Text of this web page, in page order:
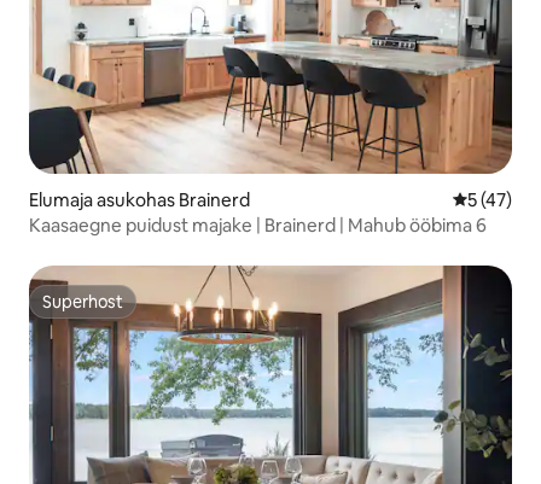
Elumaja asukohas Brainerd Keskmine
5 (47)
Kaasaegne puidust majake | Brainerd | Mahub ööbima 6
Superhost
Superhost